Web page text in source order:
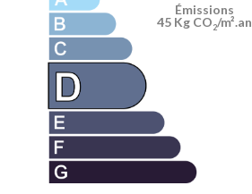
Émissions
45 Kg CO2/m².an